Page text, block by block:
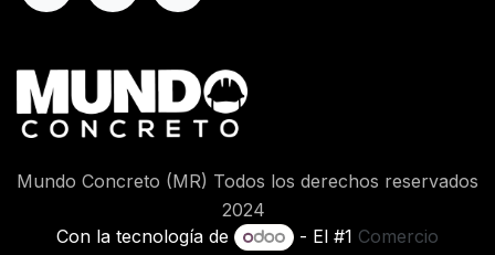
Mundo Concreto (MR) Todos los derechos reservados
2024
Con la tecnología de
- El #1 Comercio